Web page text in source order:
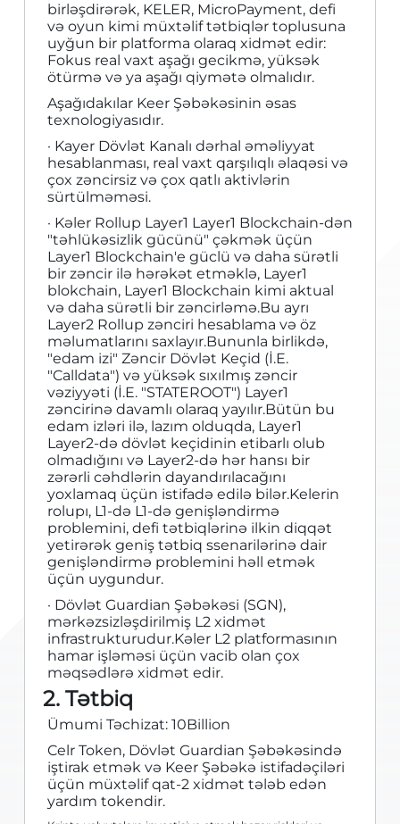
birləşdirərək, KELER, MicroPayment, defi
və oyun kimi müxtəlif tətbiqlər toplusuna
uyğun bir platforma olaraq xidmət edir:
Fokus real vaxt aşağı gecikmə, yüksək
ötürmə və ya aşağı qiymətə olmalıdır.
Aşağıdakılar Keer Şəbəkəsinin əsas
texnologiyasıdır.
· Kayer Dövlət Kanalı dərhal əməliyyat
hesablanması, real vaxt qarşılıqlı əlaqəsi və
çox zəncirsiz və çox qatlı aktivlərin
sürtülməməsi.
· Kəler Rollup Layer1 Layer1 Blockchain-dən
"təhlükəsizlik gücünü" çəkmək üçün
Layer1 Blockchain'e güclü və daha sürətli
bir zəncir ilə hərəkət etməklə, Layer1
blokchain, Layer1 Blockchain kimi aktual
və daha sürətli bir zəncirləmə.Bu ayrı
Layer2 Rollup zənciri hesablama və öz
məlumatlarını saxlayır.Bununla birlikdə,
"edam izi" Zəncir Dövlət Keçid (İ.E.
"Calldata") və yüksək sıxılmış zəncir
vəziyyəti (İ.E. "STATEROOT") Layer1
zəncirinə davamlı olaraq yayılır.Bütün bu
edam izləri ilə, lazım olduqda, Layer1
Layer2-də dövlət keçidinin etibarlı olub
olmadığını və Layer2-də hər hansı bir
zərərli cəhdlərin dayandırılacağını
yoxlamaq üçün istifadə edilə bilər.Kelerin
rolupı, L1-də L1-də genişləndirmə
problemini, defi tətbiqlərinə ilkin diqqət
yetirərək geniş tətbiq ssenarilərinə dair
genişləndirmə problemini həll etmək
üçün uygundur.
· Dövlət Guardian Şəbəkəsi (SGN),
mərkəzsizləşdirilmiş L2 xidmət
infrastrukturudur.Kəler L2 platformasının
hamar işləməsi üçün vacib olan çox
məqsədlərə xidmət edir.
2. Tətbiq
Ümumi Təchizat: 10Billion
Celr Token, Dövlət Guardian Şəbəkəsində
iştirak etmək və Keer Şəbəkə istifadəçiləri
üçün müxtəlif qat-2 xidmət tələb edən
yardım tokendir.